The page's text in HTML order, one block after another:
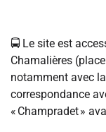
🚍 Le site est
Chamalières
notamment avec
correspondance
« Champradet »